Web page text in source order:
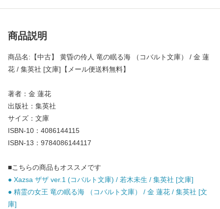
商品説明
商品名:【中古】 黄昏の伶人 竜の眠る海 （コバルト文庫） / 金 蓮
花 / 集英社 [文庫]【メール便送料無料】
著者：金 蓮花
出版社：集英社
サイズ：文庫
ISBN-10：4086144115
ISBN-13：9784086144117
■こちらの商品もオススメです
● Xazsa ザザ ver.1 (コバルト文庫) / 若木未生 / 集英社 [文庫]
● 精霊の女王 竜の眠る海 （コバルト文庫） / 金 蓮花 / 集英社 [文
庫]